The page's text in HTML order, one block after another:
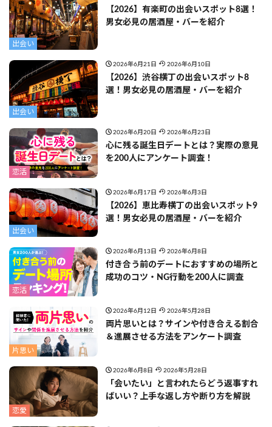
出会い
【2026】有楽町の出会いスポット8選！
男女必見の居酒屋・バーを紹介
出会い
2026年6月21日 2026年6月10日
【2026】渋谷横丁の出会いスポット8
選！男女必見の居酒屋・バーを紹介
恋活
2026年6月20日 2026年6月23日
心に残る誕生日デートとは？実際の意見
を200人にアンケート調査！
出会い
2026年6月17日 2026年6月3日
【2026】恵比寿横丁の出会いスポット9
選！男女必見の居酒屋・バーを紹介
恋活
2026年6月13日 2026年6月8日
付き合う前のデートにおすすめの場所と
成功のコツ・NG行動を200人に調査
片思い
2026年6月12日 2026年5月28日
両片思いとは？サインや付き合える割合
＆進展させる方法をアンケート調査
恋愛
2026年6月8日 2026年5月28日
「会いたい」と言われたらどう返事すれ
ばいい？上手な返し方や断り方を解説